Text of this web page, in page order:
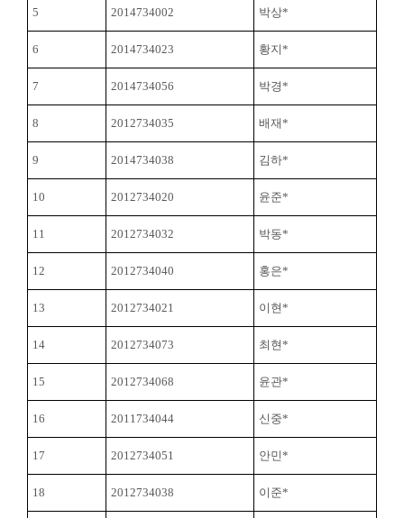
5 2014734002 박상*
6 2014734023 황지*
7 2014734056 박경*
8 2012734035 배재*
9 2014734038 김하*
10 2012734020 윤준*
11 2012734032 박동*
12 2012734040 홍은*
13 2012734021 이현*
14 2012734073 최현*
15 2012734068 윤관*
16 2011734044 신중*
17 2012734051 안민*
18 2012734038 이준*